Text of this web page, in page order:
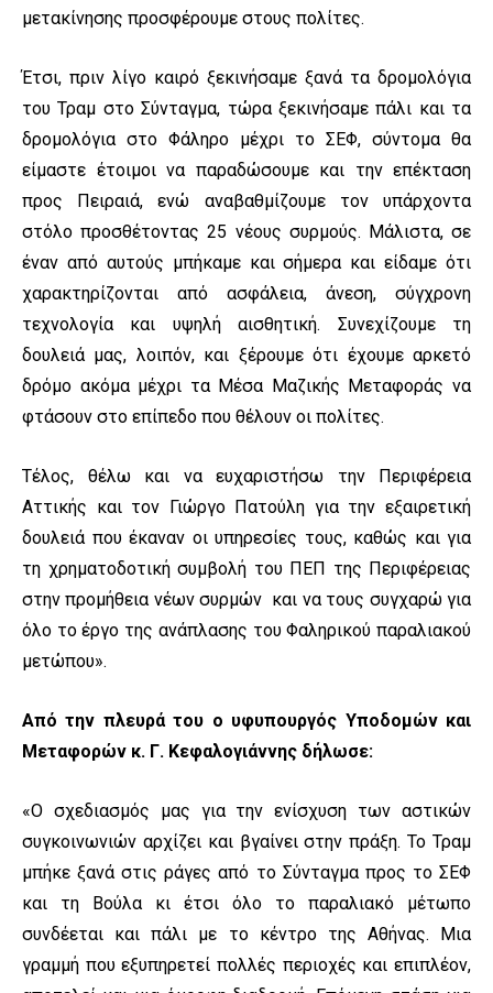
μετακίνησης προσφέρουμε στους πολίτες.
Έτσι, πριν λίγο καιρό ξεκινήσαμε ξανά τα δρομολόγια
του Τραμ στο Σύνταγμα, τώρα ξεκινήσαμε πάλι και τα
δρομολόγια στο Φάληρο μέχρι το ΣΕΦ, σύντομα θα
είμαστε έτοιμοι να παραδώσουμε και την επέκταση
προς Πειραιά, ενώ αναβαθμίζουμε τον υπάρχοντα
στόλο προσθέτοντας 25 νέους συρμούς. Μάλιστα, σε
έναν από αυτούς μπήκαμε και σήμερα και είδαμε ότι
χαρακτηρίζονται από ασφάλεια, άνεση, σύγχρονη
τεχνολογία και υψηλή αισθητική. Συνεχίζουμε τη
δουλειά μας, λοιπόν, και ξέρουμε ότι έχουμε αρκετό
δρόμο ακόμα μέχρι τα Μέσα Μαζικής Μεταφοράς να
φτάσουν στο επίπεδο που θέλουν οι πολίτες.
Τέλος, θέλω και να ευχαριστήσω την Περιφέρεια
Αττικής και τον Γιώργο Πατούλη για την εξαιρετική
δουλειά που έκαναν οι υπηρεσίες τους, καθώς και για
τη χρηματοδοτική συμβολή του ΠΕΠ της Περιφέρειας
στην προμήθεια νέων συρμών και να τους συγχαρώ για
όλο το έργο της ανάπλασης του Φαληρικού παραλιακού
μετώπου».
Από την πλευρά του ο υφυπουργός Υποδομών και
Μεταφορών κ. Γ. Κεφαλογιάννης δήλωσε:
«Ο σχεδιασμός μας για την ενίσχυση των αστικών
συγκοινωνιών αρχίζει και βγαίνει στην πράξη. Το Τραμ
μπήκε ξανά στις ράγες από το Σύνταγμα προς το ΣΕΦ
και τη Βούλα κι έτσι όλο το παραλιακό μέτωπο
συνδέεται και πάλι με το κέντρο της Αθήνας. Μια
γραμμή που εξυπηρετεί πολλές περιοχές και επιπλέον,